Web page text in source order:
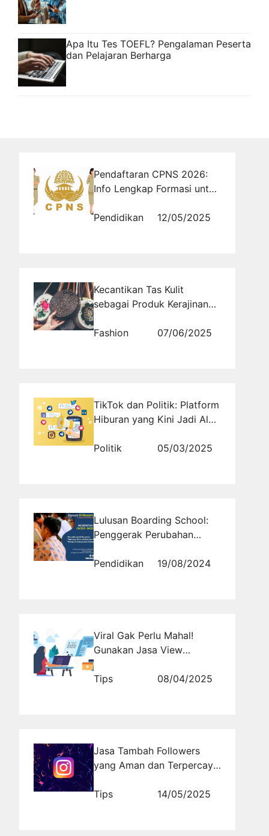
Apa Itu Tes TOEFL? Pengalaman Peserta
dan Pelajaran Berharga
Pendaftaran CPNS 2026:
Info Lengkap Formasi untuk
Pendidikan
12/05/2025
Kecantikan Tas Kulit
sebagai Produk Kerajinan
Fashion
07/06/2025
TikTok dan Politik: Platform
Hiburan yang Kini Jadi Alat
Politik
05/03/2025
Lulusan Boarding School:
Penggerak Perubahan
Pendidikan
19/08/2024
Viral Gak Perlu Mahal!
Gunakan Jasa View
Tips
08/04/2025
Jasa Tambah Followers
yang Aman dan Terpercaya
Tips
14/05/2025